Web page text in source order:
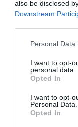
also be disclosed
Downstream
Personal Data
I want to opt-
personal data.
Opted In
I want to opt-
Personal Data.
Opted In
της Λαϊκής